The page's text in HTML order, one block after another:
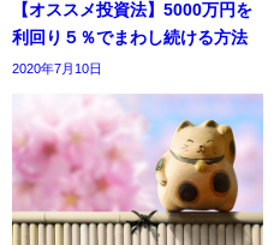
【オススメ投資法】5000万円を
利回り５％でまわし続ける方法
2020年7月10日